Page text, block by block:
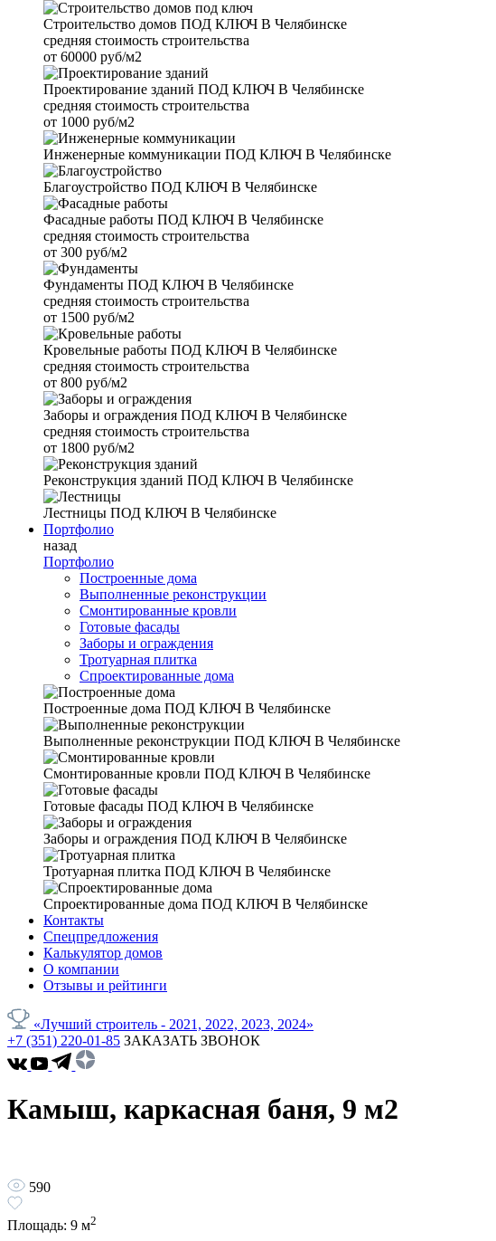
Строительство домов ПОД КЛЮЧ В Челябинске
средняя стоимость строительства
от 60000 руб/м2
Проектирование зданий ПОД КЛЮЧ В Челябинске
средняя стоимость строительства
от 1000 руб/м2
Инженерные коммуникации ПОД КЛЮЧ В Челябинске
Благоустройство ПОД КЛЮЧ В Челябинске
Фасадные работы ПОД КЛЮЧ В Челябинске
средняя стоимость строительства
от 300 руб/м2
Фундаменты ПОД КЛЮЧ В Челябинске
средняя стоимость строительства
от 1500 руб/м2
Кровельные работы ПОД КЛЮЧ В Челябинске
средняя стоимость строительства
от 800 руб/м2
Заборы и ограждения ПОД КЛЮЧ В Челябинске
средняя стоимость строительства
от 1800 руб/м2
Реконструкция зданий ПОД КЛЮЧ В Челябинске
Лестницы ПОД КЛЮЧ В Челябинске
Портфолио
назад
Портфолио
Построенные дома
Выполненные реконструкции
Смонтированные кровли
Готовые фасады
Заборы и ограждения
Тротуарная плитка
Спроектированные дома
Построенные дома ПОД КЛЮЧ В Челябинске
Выполненные реконструкции ПОД КЛЮЧ В Челябинске
Смонтированные кровли ПОД КЛЮЧ В Челябинске
Готовые фасады ПОД КЛЮЧ В Челябинске
Заборы и ограждения ПОД КЛЮЧ В Челябинске
Тротуарная плитка ПОД КЛЮЧ В Челябинске
Спроектированные дома ПОД КЛЮЧ В Челябинске
Контакты
Спецпредложения
Калькулятор домов
О компании
Отзывы и рейтинги
«Лучший строитель - 2021, 2022, 2023, 2024»
+7 (351) 220-01-85 ЗАКАЗАТЬ ЗВОНОК
Камыш, каркасная баня, 9 м2
590
Площадь: 9 м2